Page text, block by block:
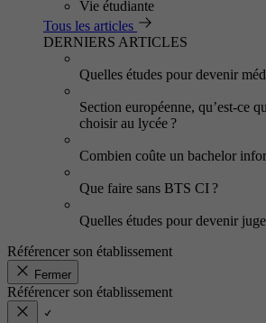
Vie étudiante
Tous les articles
DERNIERS ARTICLES
Quelles études pour devenir
Section européenne, qu’est-ce
choisir au lycée ?
Combien coûte un bachelor
Que faire sans BTS CI ?
Quelles études pour devenir
Référencer son établissement
Fermer
Référencer son établissement